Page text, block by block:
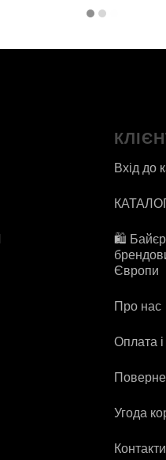
Вхід до
🛍️
Європи
Про нас
Оплата
Угода
Контакти